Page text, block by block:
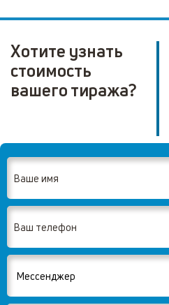
Хотите узнать
стоимость
вашего тиража?